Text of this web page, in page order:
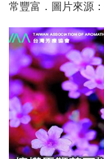
常豐富．圖片來源：